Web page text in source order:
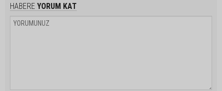
HABERE YORUM KAT